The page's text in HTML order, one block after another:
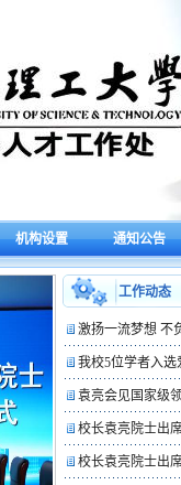
机构设置 通知公告
工作动态
激扬一流梦想 不
我校5位学者入选
袁亮会见国家级
校长袁亮院士出
校长袁亮院士出